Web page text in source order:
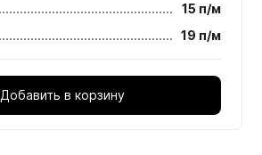
15 п/м
19 п/м
Добавить в корзину